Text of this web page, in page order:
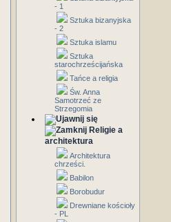
- 1
Sztuka bizanyjska
- 2
Sztuka islamu
Sztuka
starochrześcijańska
Tańce a religia
Św. Anna
Samotrzeć ze
Strzegomia
Religie a
architektura
Architektura
chrześci.
Babilon
Borobudur
Drewniane kościoły
- PL